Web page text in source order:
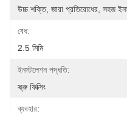
উচ্চ শক্তি, জারা প্রতিরোধের, সহজ
বেধ:
2.5 মিমি
ইনস্টলেশন পদ্ধতি:
স্ক্রু ফিক্সিং
ব্যবহার: